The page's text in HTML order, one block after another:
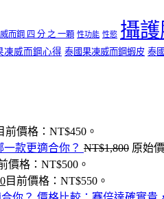
威而鋼 四 分 之 一顆 性功能 性慾 攝護
凍威而鋼心得 泰國果凍威而鋼蝦皮 泰
前價格：NT$450。
款更適合你？ NT$1,800 原始
價格：NT$500。
目前價格：NT$550。